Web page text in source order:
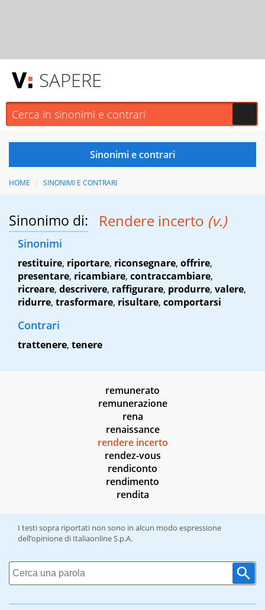
SAPERE
HOME SINONIMI E CONTRARI
Sinonimo di: Rendere incerto (v.)
Sinonimi
restituire, riportare, riconsegnare, offrire,
presentare, ricambiare, contraccambiare,
ricreare, descrivere, raffigurare, produrre, valere,
ridurre, trasformare, risultare, comportarsi
Contrari
trattenere, tenere
remunerato
remunerazione
rena
renaissance
rendere incerto
rendez-vous
rendiconto
rendimento
rendita
I testi sopra riportati non sono in alcun modo espressione
dell’opinione di Italiaonline S.p.A.